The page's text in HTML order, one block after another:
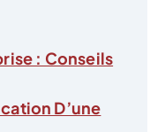
: Conseils
D’une